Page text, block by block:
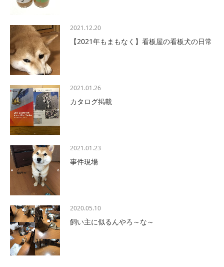
2021.12.20
【2021年もまもなく】看板屋の看板犬の日常
2021.01.26
カタログ掲載
2021.01.23
事件現場
2020.05.10
飼い主に似るんやろ～な～